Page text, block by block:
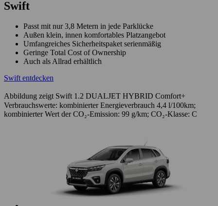
Swift
Passt mit nur 3,8 Metern in jede Parklücke
Außen klein, innen komfortables Platzangebot
Umfangreiches Sicherheitspaket serienmäßig
Geringe Total Cost of Ownership
Auch als Allrad erhältlich
Swift entdecken
Abbildung zeigt Swift 1.2 DUALJET HYBRID Comfort+
Verbrauchswerte: kombinierter Energieverbrauch 4,4 l/100km;
kombinierter Wert der CO₂-Emission: 99 g/km; CO₂-Klasse: C